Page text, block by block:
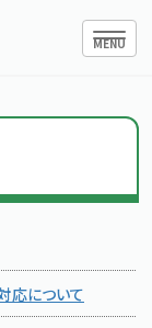
ハンバ
MENU
応について